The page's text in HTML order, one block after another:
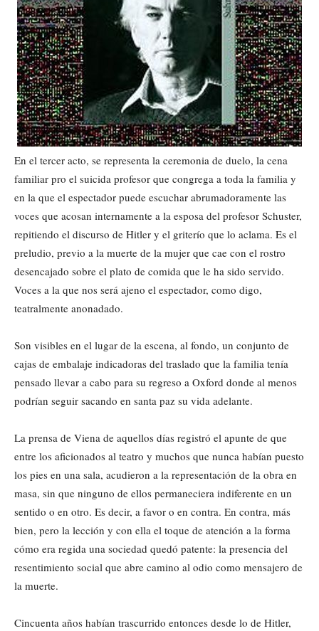
En el tercer acto, se representa la ceremonia de duelo, la cena
familiar pro el suicida profesor que congrega a toda la familia y
en la que el espectador puede escuchar abrumadoramente las
voces que acosan internamente a la esposa del profesor Schuster,
repitiendo el discurso de Hitler y el griterío que lo aclama. Es el
preludio, previo a la muerte de la mujer que cae con el rostro
desencajado sobre el plato de comida que le ha sido servido.
Voces a la que nos será ajeno el espectador, como digo,
teatralmente anonadado.
Son visibles en el lugar de la escena, al fondo, un conjunto de
cajas de embalaje indicadoras del traslado que la familia tenía
pensado llevar a cabo para su regreso a Oxford donde al menos
podrían seguir sacando en santa paz su vida adelante.
La prensa de Viena de aquellos días registró el apunte de que
entre los aficionados al teatro y muchos que nunca habían puesto
los pies en una sala, acudieron a la representación de la obra en
masa, sin que ninguno de ellos permaneciera indiferente en un
sentido o en otro. Es decir, a favor o en contra. En contra, más
bien, pero la lección y con ella el toque de atención a la forma
cómo era regida una sociedad quedó patente: la presencia del
resentimiento social que abre camino al odio como mensajero de
la muerte.
Cincuenta años habían trascurrido entonces desde lo de Hitler,